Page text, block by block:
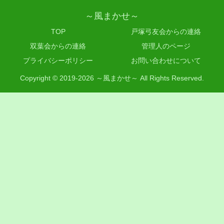
～風まかせ～
TOP
戸塚弓友会からの連絡
双葉会からの連絡
管理人のページ
プライバシーポリシー
お問い合わせについて
Copyright © 2019-2026 ～風まかせ～ All Rights Reserved.